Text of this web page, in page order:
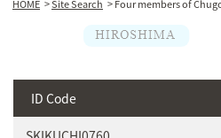
HOME >Site Search > Four members of
ID Code